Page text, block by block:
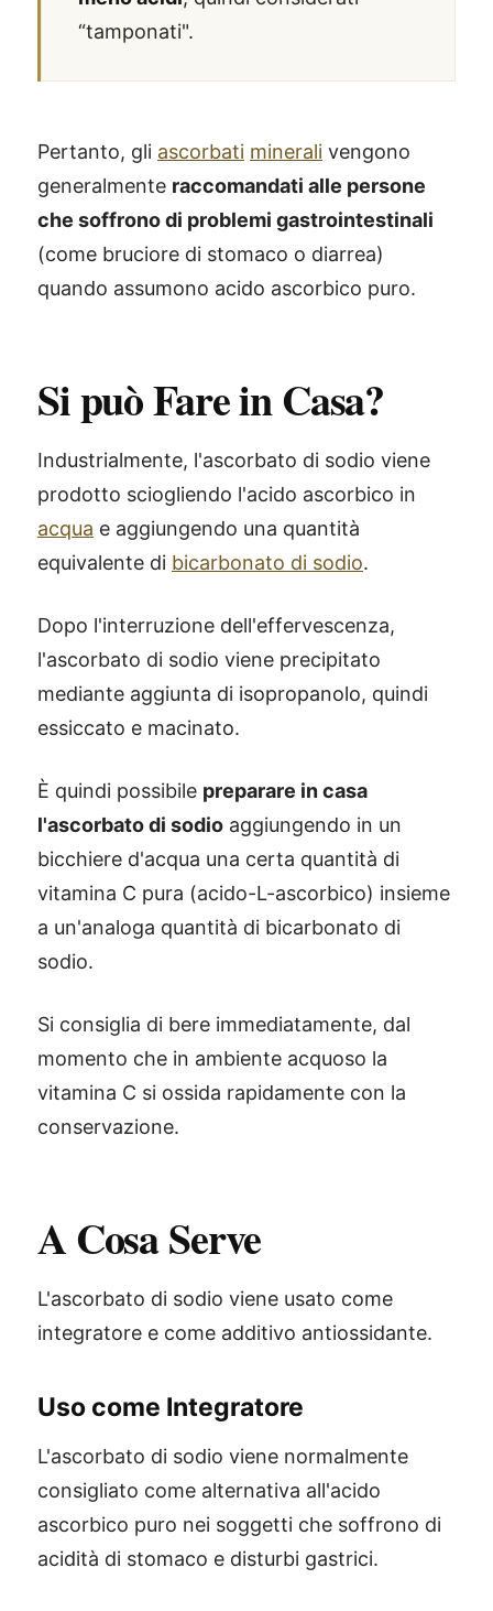
“tamponati".
Pertanto, gli ascorbati minerali vengono
generalmente raccomandati alle persone
che soffrono di problemi gastrointestinali
(come bruciore di stomaco o diarrea)
quando assumono acido ascorbico puro.
Si può Fare in Casa?
Industrialmente, l'ascorbato di sodio viene
prodotto sciogliendo l'acido ascorbico in
acqua e aggiungendo una quantità
equivalente di bicarbonato di sodio.
Dopo l'interruzione dell'effervescenza,
l'ascorbato di sodio viene precipitato
mediante aggiunta di isopropanolo, quindi
essiccato e macinato.
È quindi possibile preparare in casa
l'ascorbato di sodio aggiungendo in un
bicchiere d'acqua una certa quantità di
vitamina C pura (acido-L-ascorbico) insieme
a un'analoga quantità di bicarbonato di
sodio.
Si consiglia di bere immediatamente, dal
momento che in ambiente acquoso la
vitamina C si ossida rapidamente con la
conservazione.
A Cosa Serve
L'ascorbato di sodio viene usato come
integratore e come additivo antiossidante.
Uso come Integratore
L'ascorbato di sodio viene normalmente
consigliato come alternativa all'acido
ascorbico puro nei soggetti che soffrono di
acidità di stomaco e disturbi gastrici.